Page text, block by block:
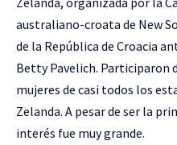
australiano-croata de New
de la República de Croacia
Betty Pavelich. Participaron
mujeres de casi todos los
Zelanda. A pesar de ser la
interés fue muy grande.